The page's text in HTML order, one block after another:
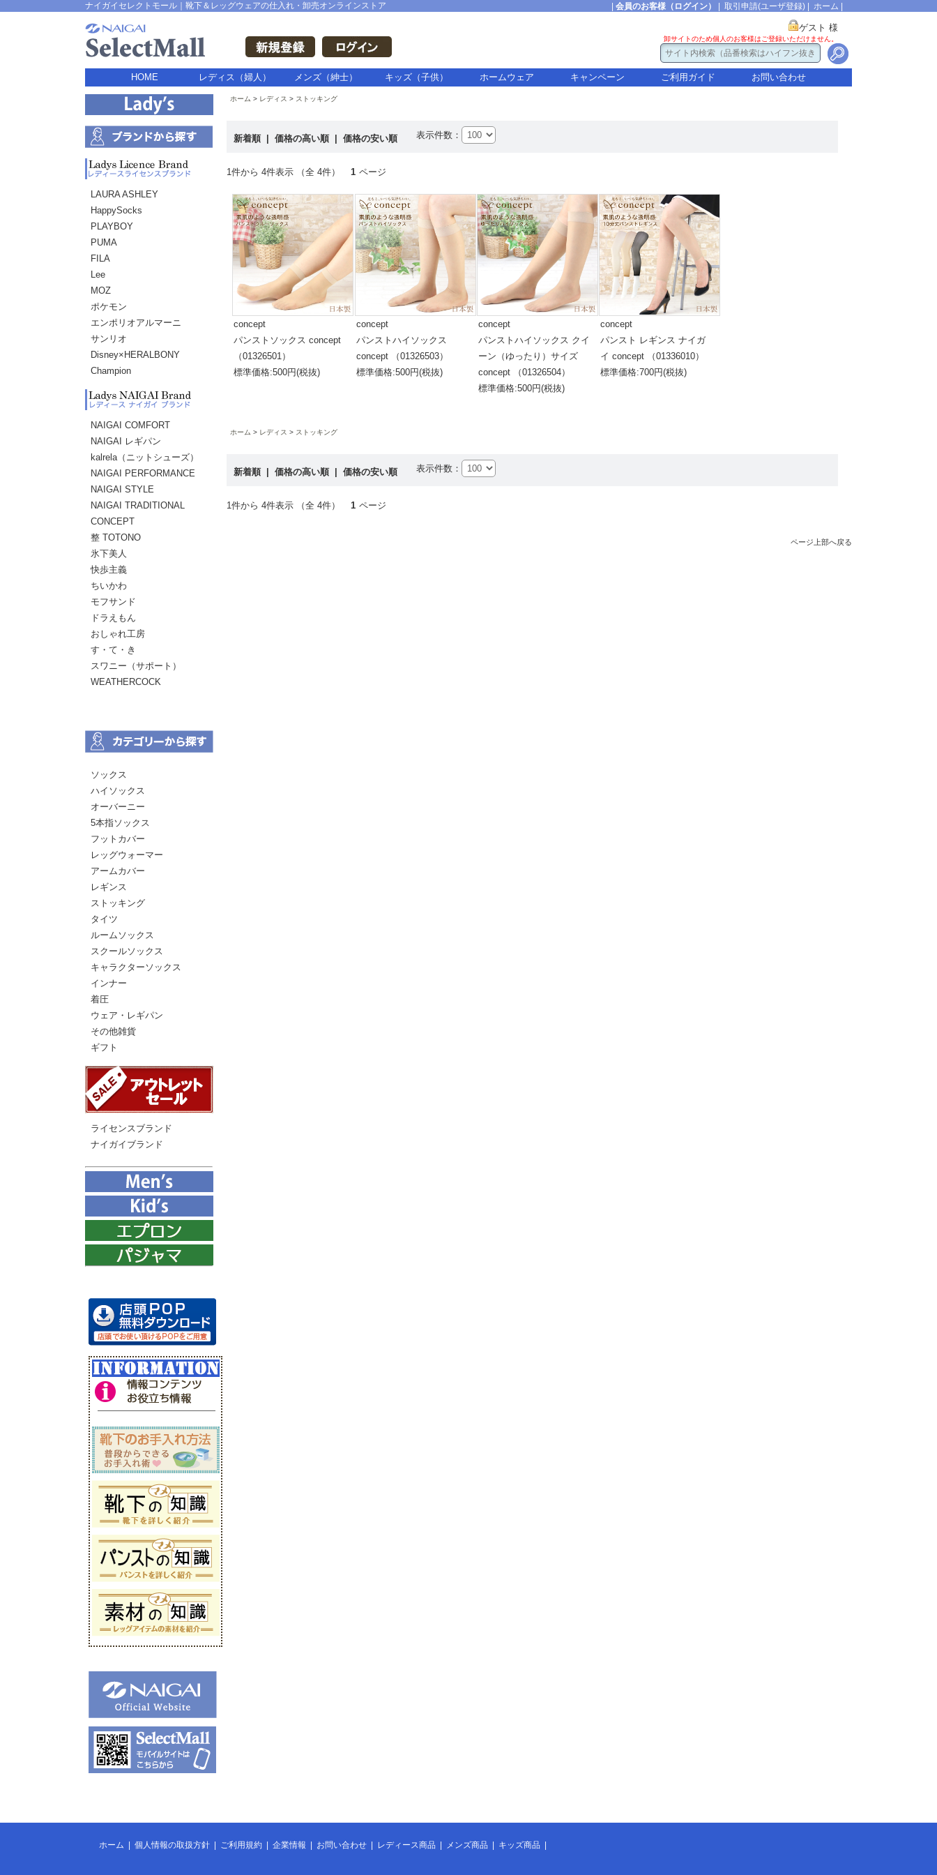
ナイガイセレクトモール｜靴下＆レッグウェアの仕入れ・卸売オンラインストア 会員のお客様（ログイン） 取引申請(ユーザ登録) ホーム
ゲスト 様
卸サイトのため個人のお客様はご登録いただけません。
HOME レディス（婦人） メンズ（紳士） キッズ（子供） ホームウェア キャンペーン ご利用ガイド お問い合わせ
LAURA ASHLEY
HappySocks
PLAYBOY
PUMA
FILA
Lee
MOZ
ポケモン
エンポリオアルマーニ
サンリオ
Disney×HERALBONY
Champion
NAIGAI COMFORT
NAIGAI レギパン
kalrela（ニットシューズ）
NAIGAI PERFORMANCE
NAIGAI STYLE
NAIGAI TRADITIONAL
CONCEPT
整 TOTONO
氷下美人
快歩主義
ちいかわ
モフサンド
ドラえもん
おしゃれ工房
す・て・き
スワニー（サポート）
WEATHERCOCK
ソックス
ハイソックス
オーバーニー
5本指ソックス
フットカバー
レッグウォーマー
アームカバー
レギンス
ストッキング
タイツ
ルームソックス
スクールソックス
キャラクターソックス
インナー
着圧
ウェア・レギパン
その他雑貨
ギフト
ライセンスブランド
ナイガイブランド
ホーム レディス ストッキング
新着順 |価格の高い順 |価格の安い順 表示件数：
1件から 4件表示 （全 4件） 1 ページ
concept
パンストソックス concept
（01326501）
標準価格:500円(税抜)
concept
パンストハイソックス
concept （01326503）
標準価格:500円(税抜)
concept
パンストハイソックス クイ
ーン（ゆったり）サイズ
concept （01326504）
標準価格:500円(税抜)
concept
パンスト レギンス ナイガ
イ concept （01336010）
標準価格:700円(税抜)
ホーム レディス ストッキング
新着順 |価格の高い順 |価格の安い順 表示件数：
1件から 4件表示 （全 4件） 1 ページ
ページ上部へ戻る
ホーム 個人情報の取扱方針 ご利用規約 企業情報 お問い合わせ レディース商品 メンズ商品 キッズ商品